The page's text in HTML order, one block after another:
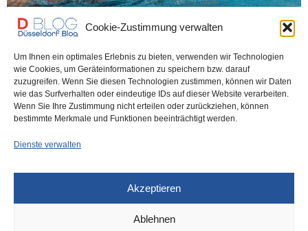
Cookie-Zustimmung verwalten
Um Ihnen ein optimales Erlebnis zu bieten, verwenden wir Technologien
wie Cookies, um Geräteinformationen zu speichern bzw. darauf
zuzugreifen. Wenn Sie diesen Technologien zustimmen, können wir Daten
wie das Surfverhalten oder eindeutige IDs auf dieser Website verarbeiten.
Wenn Sie Ihre Zustimmung nicht erteilen oder zurückziehen, können
bestimmte Merkmale und Funktionen beeinträchtigt werden.
Dienste verwalten
Akzeptieren
Ablehnen
GESUNDHEIT 20. MAI 2026
Montessori-Grundschule schwimmt
allen davon
In Zeiten, in denen immer weniger Kinder Schwimmen lernen, in